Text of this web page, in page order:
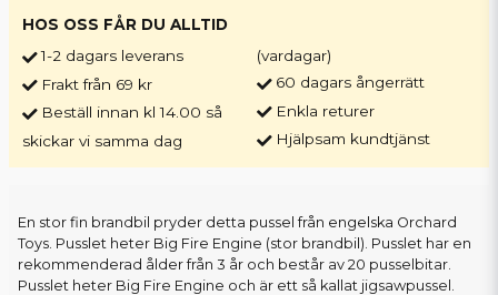
HOS OSS FÅR DU ALLTID
1-2 dagars leverans
Frakt från 69 kr
Beställ innan kl 14.00 så
skickar vi samma dag
(vardagar)
60 dagars ångerrätt
Enkla returer
Hjälpsam kundtjänst
En stor fin brandbil pryder detta pussel från engelska Orchard
Toys. Pusslet heter Big Fire Engine (stor brandbil). Pusslet har en
rekommenderad ålder från 3 år och består av 20 pusselbitar.
Pusslet heter Big Fire Engine och är ett så kallat jigsawpussel.